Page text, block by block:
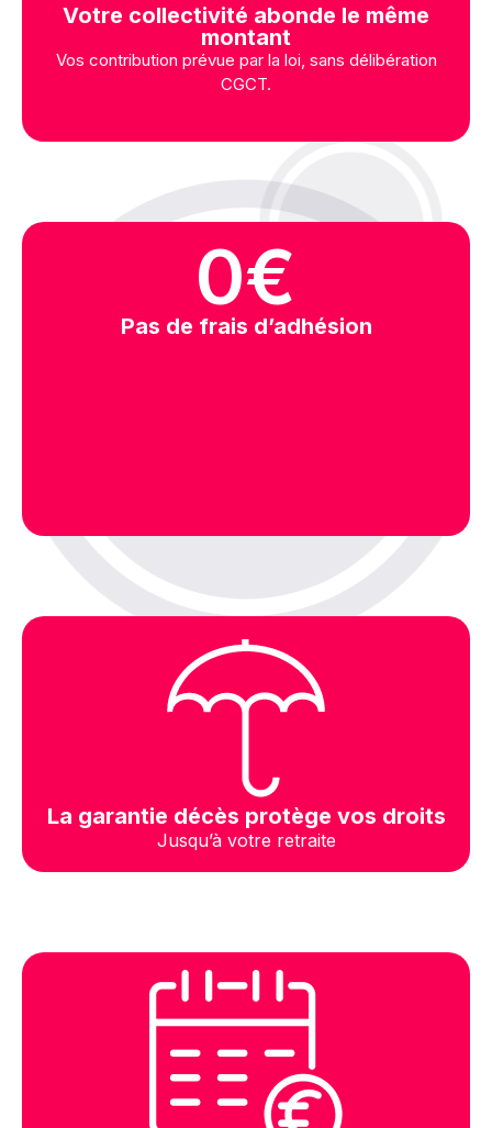
Votre collectivité abonde le même
montant
Vos contribution prévue par la loi, sans délibération
CGCT.
0€
Pas de frais d’adhésion
La garantie décès protège vos droits
Jusqu’à votre retraite